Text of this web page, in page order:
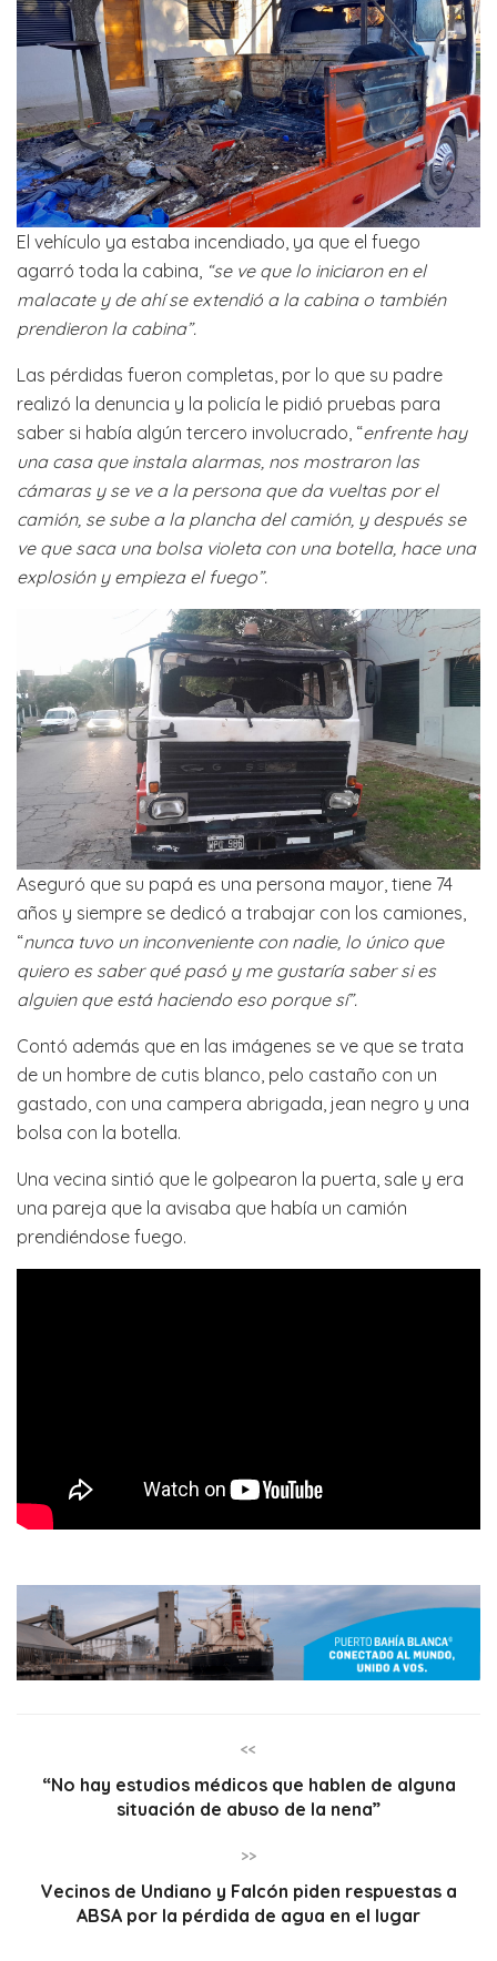
El vehículo ya estaba incendiado, ya que el fuego
agarró toda la cabina, “se ve que lo iniciaron en el
malacate y de ahí se extendió a la cabina o también
prendieron la cabina”.
Las pérdidas fueron completas, por lo que su padre
realizó la denuncia y la policía le pidió pruebas para
saber si había algún tercero involucrado, “enfrente hay
una casa que instala alarmas, nos mostraron las
cámaras y se ve a la persona que da vueltas por el
camión, se sube a la plancha del camión, y después se
ve que saca una bolsa violeta con una botella, hace una
explosión y empieza el fuego”.
Aseguró que su papá es una persona mayor, tiene 74
años y siempre se dedicó a trabajar con los camiones,
“nunca tuvo un inconveniente con nadie, lo único que
quiero es saber qué pasó y me gustaría saber si es
alguien que está haciendo eso porque sí”.
Contó además que en las imágenes se ve que se trata
de un hombre de cutis blanco, pelo castaño con un
gastado, con una campera abrigada, jean negro y una
bolsa con la botella.
Una vecina sintió que le golpearon la puerta, sale y era
una pareja que la avisaba que había un camión
prendiéndose fuego.
<<
“No hay estudios médicos que hablen de alguna
situación de abuso de la nena”
>>
Vecinos de Undiano y Falcón piden respuestas a
ABSA por la pérdida de agua en el lugar